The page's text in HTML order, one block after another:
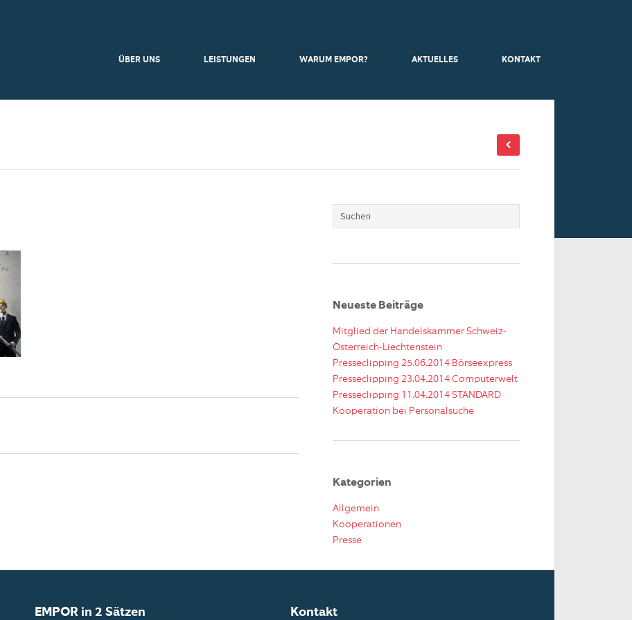
ÜBER UNS LEISTUNGEN WARUM EMPOR? AKTUELLES KONTAKT
Neueste Beiträge
Mitglied der Handelskammer Schweiz-
Österreich-Liechtenstein
Presseclipping 25.06.2014 Börseexpress
Presseclipping 23.04.2014 Computerwelt
Presseclipping 11.04.2014 STANDARD
Kooperation bei Personalsuche
Kategorien
Allgemein
Kooperationen
Presse
EMPOR in 2 Sätzen Kontakt